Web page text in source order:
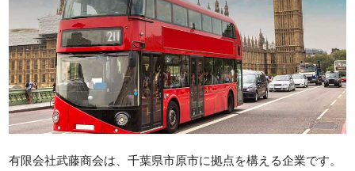
有限会社武藤商会は、千葉県市原市に拠点を構える企業です。